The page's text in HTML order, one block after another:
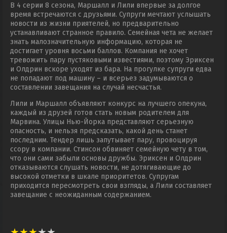
В 4 серии 8 сезона, Маршалл и Лили впервые за долгое
время встречаются с друзьями. Супруги мечтают услышать
новости из жизни приятелей, но предварительно
устанавливают странное правило. Семейная чета не желает
знать малозначительную информацию, которая не
достигает уровня восьми баллов. Компания не хочет
тревожить пару пустяковыми известиями, поэтому Эриксен
и Олдрин вскоре уходят из бара. На прогулке супруги едва
не попадают под машину – и всерьез задумываются о
составлении завещания на случай несчастья.
Лили и Маршалл объявляют конкурс на лучшего опекуна,
каждый из друзей готов стать новым родителем для
Марвина. Улицы Нью-Йорка представляют серьезную
опасность, и нельзя предсказать, какой день станет
последним. Тендер лишь запутывает пару, провоцируя
ссору в компании. Стинсон обвиняет семейную чету в том,
что они сами забыли основы дружбы. Эриксен и Олдрин
отказываются слушать новости, не дотягивающие до
высокой отметки в шкале приоритетов. Супругам
приходится пересмотреть свои взгляды, а Лили составляет
завещание с неожиданным содержанием.